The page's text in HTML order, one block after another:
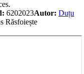
6202023Autor: Duțu
Răsfoiește